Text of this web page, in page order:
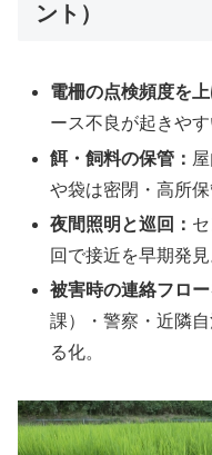
ント）
電柵の点検頻度を
ース不良が起きやす
餌・飼料の保管：
や袋は密閉・高所保
夜間照明と巡回：
回で接近を早期発見
被害時の連絡フロー
課）・警察・近隣
る化。